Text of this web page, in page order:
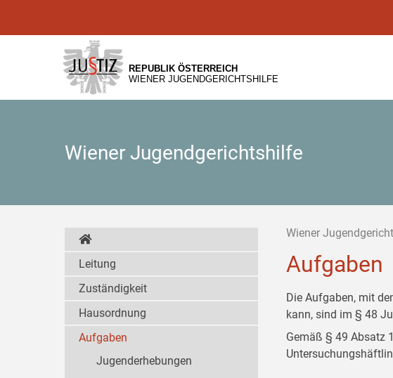
[1]
[2]
[3]
REPUBLIK ÖSTERREICH
WIENER JUGENDGERICHTSHILFE
Wiener Jugendgerichtshilfe
Wiener
Aufgaben
Die Aufgaben, mit
kann, sind im § 48
Gemäß § 49 Absatz
Leitung
Zuständigkeit
Hausordnung
Aufgaben
Jugenderhebungen